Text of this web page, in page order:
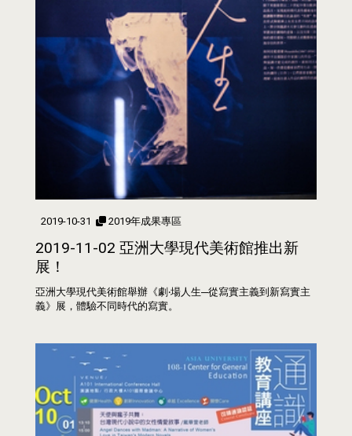
2019-10-31 2019年成果專區
2019-11-02 亞洲大學現代美術館推出新
展！
亞洲大學現代美術館舉辦《劇‧場人生─從寫實主義到新寫實主
義》展，體驗不同時代的寫實。